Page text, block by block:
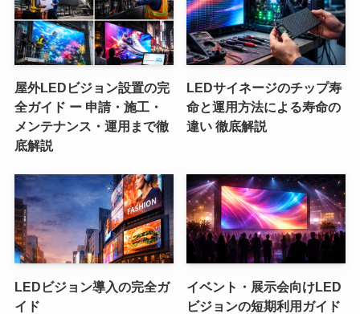
屋外LEDビジョン設置の完
全ガイド ー 申請・施工・
メンテナンス・運用まで徹
底解説
LEDサイネージのチップ寿
命と運用方法による寿命の
違い 徹底解説
LEDビジョン導入の完全ガ
イド
イベント・展示会向けLED
ビジョンの短期利用ガイド